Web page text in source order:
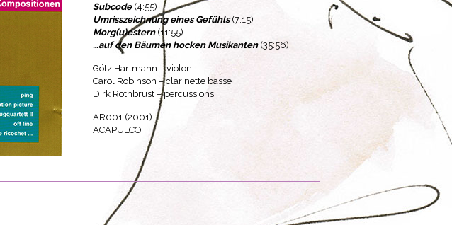
Subcode(4:55)
Umrisszeichnung eines Gefühls (7:15)
Morg(u)estern (11:55)
…auf den Bäumen hocken Musikanten (35:56)
Götz Hartmann – violon
Carol Robinson – clarinette basse
Dirk Rothbrust – percussions
AR001 (2001)
ACAPULCO